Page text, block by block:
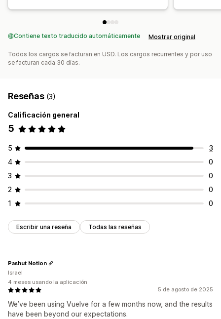
Contiene texto traducido automáticamente Mostrar original
Todos los cargos se facturan en USD. Los cargos recurrentes y por uso
se facturan cada 30 días.
Reseñas (3)
Calificación general
5
5
3
4
0
3
0
2
0
1
0
Escribir una reseña Todas las reseñas
5 de agosto de 2025
We’ve been using Vuelve for a few months now, and the results
have been beyond our expectations.
Pashut Notion
Israel
4 meses usando la aplicación